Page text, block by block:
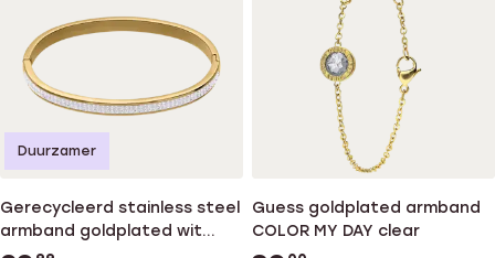
Gerecycleerd stainless steel
armband goldplated wit
kristal
Duurzamer
Guess goldplated armband
COLOR MY DAY clear